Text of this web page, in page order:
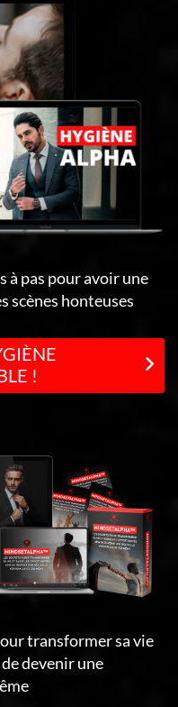
à pas pour avoir une
scènes honteuses
!
transformer sa vie
devenir une